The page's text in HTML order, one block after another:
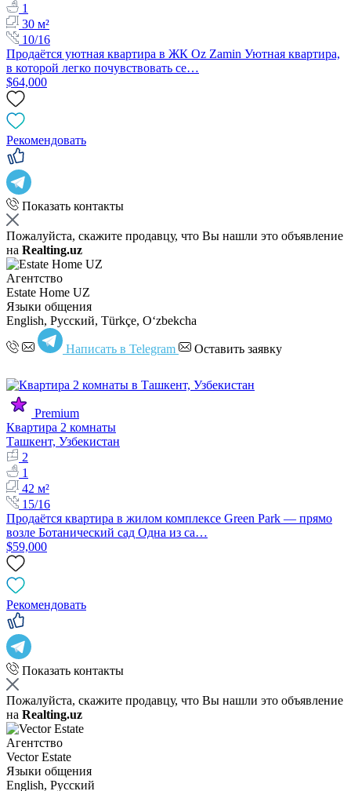
1
30 м²
10/16
Продаётся уютная квартира в ЖК Oz Zamin Уютная квартира,
в которой легко почувствовать се…
$64,000
Рекомендовать
Показать контакты
Пожалуйста, скажите продавцу, что Вы нашли это объявление
на Realting.uz
Агентство
Estate Home UZ
Языки общения
English, Русский, Türkçe, Oʻzbekcha
Написать в Telegram Оставить заявку
Premium
Квартира 2 комнаты
Ташкент, Узбекистан
2
1
42 м²
15/16
Продаётся квартира в жилом комплексе Green Park — прямо
возле Ботанический сад Одна из са…
$59,000
Рекомендовать
Показать контакты
Пожалуйста, скажите продавцу, что Вы нашли это объявление
на Realting.uz
Агентство
Vector Estate
Языки общения
English, Русский